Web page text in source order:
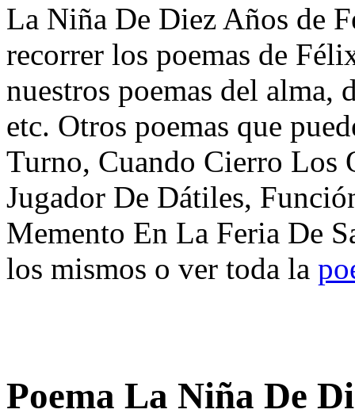
La Niña De Diez Años de
recorrer los poemas de
nuestros poemas del alma,
etc. Otros poemas que
Turno, Cuando Cierro Los
Jugador De Dátiles,
Memento En La Feria De
los mismos o ver toda la
Poema La Niña De